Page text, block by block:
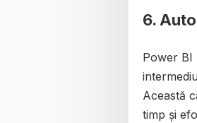
6.
Power BI
Această
timp și